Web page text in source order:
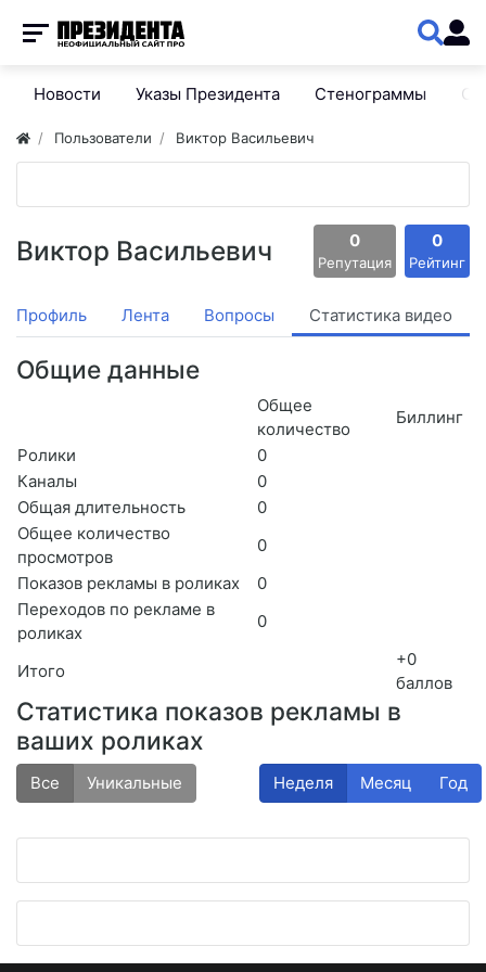
Новости Указы Президента Стенограммы
Пользователи Виктор Васильевич
Виктор Васильевич 0
Репутация
0
Рейтинг
Профиль Лента Вопросы Статистика видео
Общие данные
Общее
количество
Биллинг
Итого
+0
баллов
Ролики
0
Каналы
0
Общая длительность
0
Общее количество
просмотров
0
Показов рекламы в роликах
0
Переходов по рекламе в
роликах
0
Статистика показов рекламы в
ваших роликах
Все Уникальные Неделя Месяц Год